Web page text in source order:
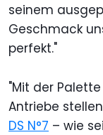
seinem
Geschmack
perfekt."
"Mit der
Antriebe
DS N°7 – wie